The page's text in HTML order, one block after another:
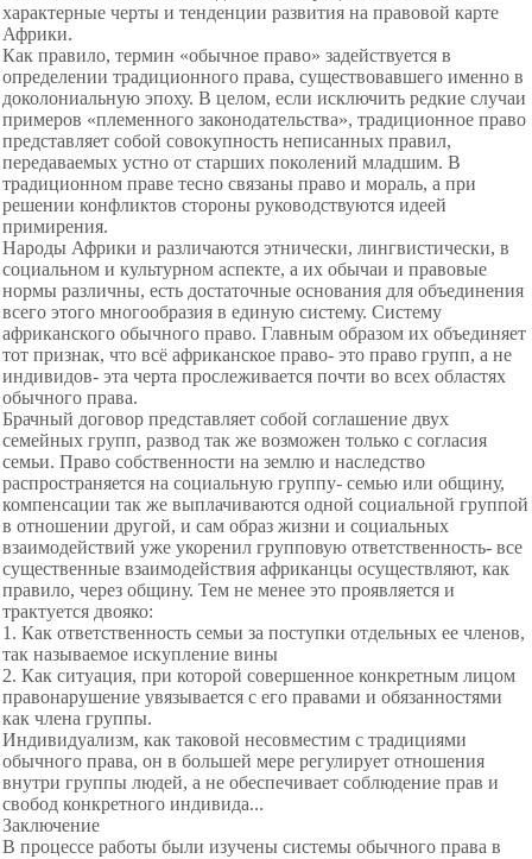
характерные черты и тенденции развития на правовой карте
Африки.
Как правило, термин «обычное право» задействуется в
определении традиционного права, существовавшего именно в
доколониальную эпоху. В целом, если исключить редкие случаи
примеров «племенного законодательства», традиционное право
представляет собой совокупность неписанных правил,
передаваемых устно от старших поколений младшим. В
традиционном праве тесно связаны право и мораль, а при
решении конфликтов стороны руководствуются идеей
примирения.
Народы Африки и различаются этнически, лингвистически, в
социальном и культурном аспекте, а их обычаи и правовые
нормы различны, есть достаточные основания для объединения
всего этого многообразия в единую систему. Систему
африканского обычного право. Главным образом их объединяет
тот признак, что всё африканское право- это право групп, а не
индивидов- эта черта прослеживается почти во всех областях
обычного права.
Брачный договор представляет собой соглашение двух
семейных групп, развод так же возможен только с согласия
семьи. Право собственности на землю и наследство
распространяется на социальную группу- семью или общину,
компенсации так же выплачиваются одной социальной группой
в отношении другой, и сам образ жизни и социальных
взаимодействий уже укоренил групповую ответственность- все
существенные взаимодействия африканцы осуществляют, как
правило, через общину. Тем не менее это проявляется и
трактуется двояко:
1. Как ответственность семьи за поступки отдельных ее членов,
так называемое искупление вины
2. Как ситуация, при которой совершенное конкретным лицом
правонарушение увязывается с его правами и обязанностями
как члена группы.
Индивидуализм, как таковой несовместим с традициями
обычного права, он в большей мере регулирует отношения
внутри группы людей, а не обеспечивает соблюдение прав и
свобод конкретного индивида...
Заключение
В процессе работы были изучены системы обычного права в